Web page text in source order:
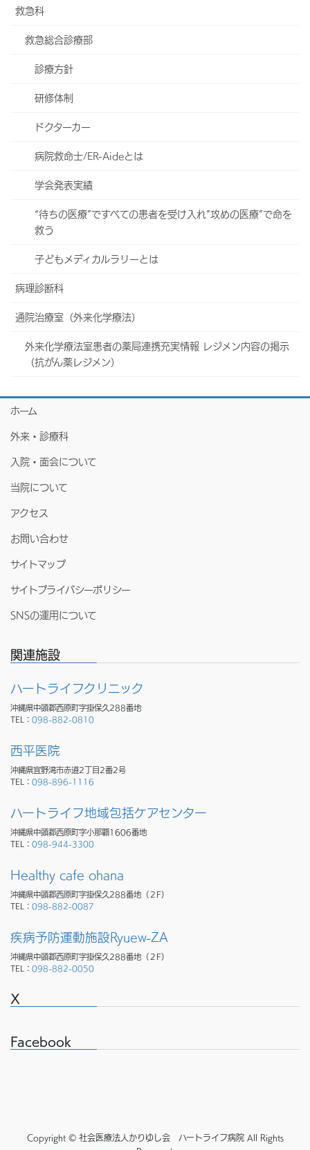
救急科
救急総合診療部
診療方針
研修体制
ドクターカー
病院救命士/ER-Aideとは
学会発表実績
“待ちの医療”ですべての患者を受け入れ”攻めの医療”で命を
救う
子どもメディカルラリーとは
病理診断科
通院治療室（外来化学療法）
外来化学療法室患者の薬局連携充実情報 レジメン内容の掲示
（抗がん薬レジメン）
ホーム
外来・診療科
入院・面会について
当院について
アクセス
お問い合わせ
サイトマップ
サイトプライバシーポリシー
SNSの運用について
関連施設
ハートライフクリニック
沖縄県中頭郡西原町字掛保久288番地
TEL： 098-882-0810
西平医院
沖縄県宜野湾市赤道2丁目2番2号
TEL： 098-896-1116
ハートライフ地域包括ケアセンター
沖縄県中頭郡西原町字小那覇1606番地
TEL： 098-944-3300
Healthy cafe ohana
沖縄県中頭郡西原町字掛保久288番地（２F）
TEL： 098-882-0087
疾病予防運動施設Ryuew-ZA
沖縄県中頭郡西原町字掛保久288番地（２F）
TEL： 098-882-0050
X
Facebook
Copyright © 社会医療法人かりゆし会 ハートライフ病院 All Rights